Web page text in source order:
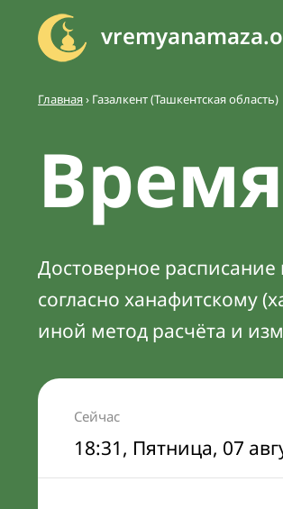
Главная› Газалкент (Ташкентская область)
Достоверное расписание
согласно ханафитскому
иной метод расчёта и
Сейчас
18:31, Пятница, 07